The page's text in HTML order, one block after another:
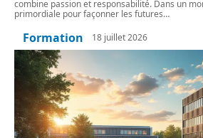
combine passion et responsabilité. Dans un
primordiale pour façonner les futures…
Formation 18 juillet 2026